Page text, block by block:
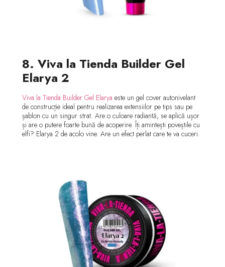
8. Viva la Tienda Builder Gel
Elarya 2
Viva la Tienda Builder Gel Elarya este un gel cover autonivelant
de construcție ideal pentru realizarea extensiilor pe tips sau pe
șablon cu un singur strat. Are o culoare radiantă, se aplică ușor
și are o putere foarte bună de acoperire. Îți amintești poveștile cu
elfi? Elarya 2 de acolo vine. Are un efect perlat care te va cuceri.